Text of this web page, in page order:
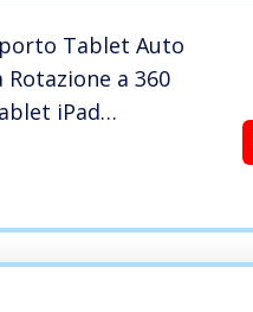
Tablet Auto
a 360
iPad
12,9” Porta